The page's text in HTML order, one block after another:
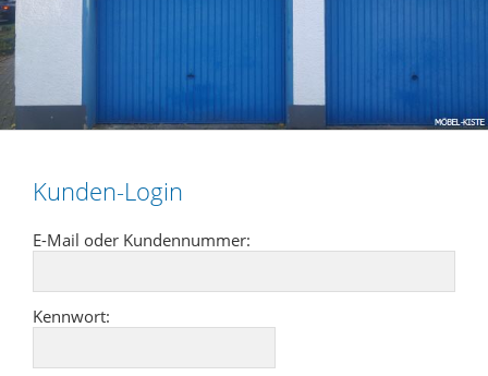
Kunden-Login
E-Mail oder Kundennummer:
Kennwort: